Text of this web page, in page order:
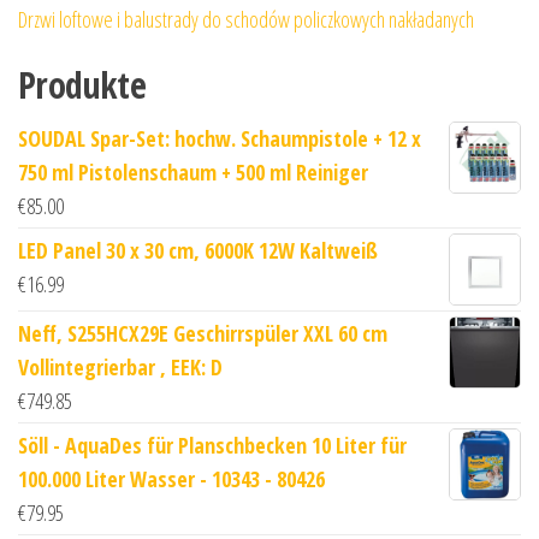
Drzwi loftowe i balustrady do schodów policzkowych nakładanych
Produkte
SOUDAL Spar-Set: hochw. Schaumpistole + 12 x
750 ml Pistolenschaum + 500 ml Reiniger
€85.00
LED Panel 30 x 30 cm, 6000K 12W Kaltweiß
€16.99
Neff, S255HCX29E Geschirrspüler XXL 60 cm
Vollintegrierbar , EEK: D
€749.85
Söll - AquaDes für Planschbecken 10 Liter für
100.000 Liter Wasser - 10343 - 80426
€79.95